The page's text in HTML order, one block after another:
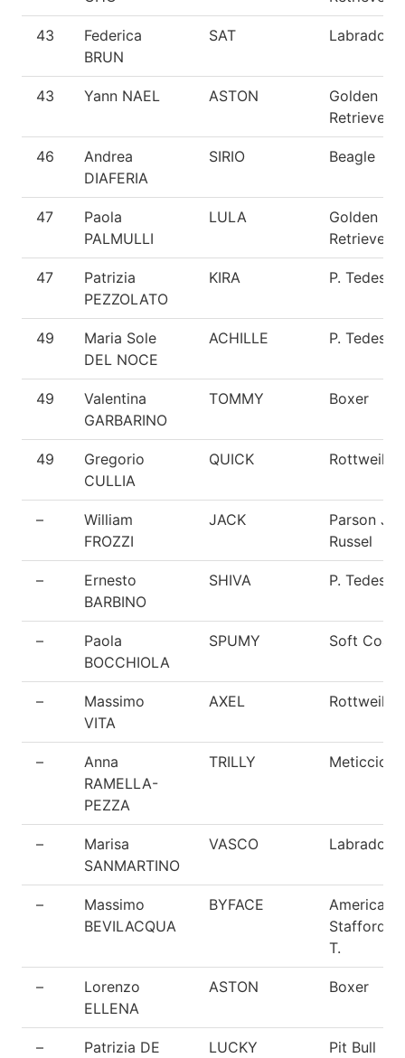
43
Federica
BRUN
SAT Labrador
43 Yann NAEL ASTON
Golden
Retriever
46
Andrea
DIAFERIA
SIRIO Beagle
47
Paola
PALMULLI
LULA
Golden
Retriever
47
Patrizia
PEZZOLATO
KIRA P. Tedesco
49
Maria Sole
DEL NOCE
ACHILLE P. Tedesco
49
Valentina
GARBARINO
TOMMY Boxer
49
Gregorio
CULLIA
QUICK Rottweiler
–
William
FROZZI
JACK
Parson
Russel
–
Ernesto
BARBINO
SHIVA P. Tedesco
–
Paola
BOCCHIOLA
SPUMY Soft
–
Massimo
VITA
AXEL Rottweiler
–
Anna
RAMELLA-
PEZZA
TRILLY Meticcio
–
Marisa
SANMARTINO
VASCO Labrador
–
Massimo
BEVILACQUA
BYFACE
American
T.
–
Lorenzo
ELLENA
ASTON Boxer
–
Patrizia DE
LUCKY Pit Bull